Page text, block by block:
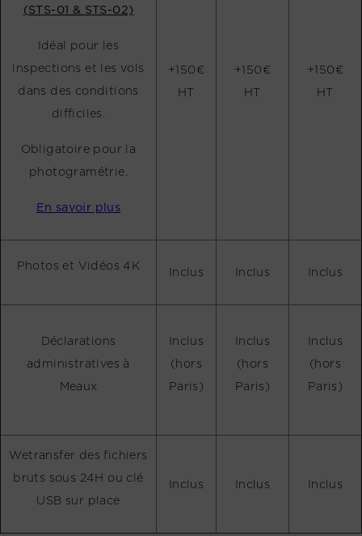
(STS-01 & STS-02)
Idéal pour les
inspections et les vols
dans des conditions
difficiles.
Obligatoire pour la
photogramétrie.
En savoir plus
+150€
HT
+150€
HT
+150€
HT
Photos et Vidéos 4K Inclus Inclus Inclus
Déclarations
administratives à
Meaux
Inclus
(hors
Paris)
Inclus
(hors
Paris)
Inclus
(hors
Paris)
Wetransfer des fichiers
bruts sous 24H ou clé
USB sur place
Inclus Inclus Inclus